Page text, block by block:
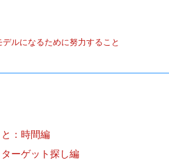
ルになるために努力すること
：時間編
ーゲット探し編